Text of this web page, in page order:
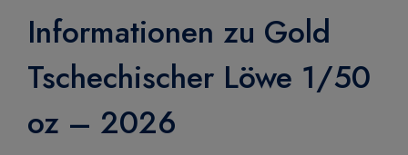
Informationen zu Gold
Tschechischer Löwe 1/50
oz – 2026